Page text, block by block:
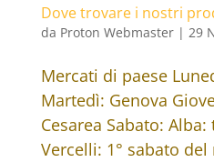
Dove trovare i nostri
da Proton Webmaster| 29
Mercati di paese
Martedì: Genova
Cesarea Sabato:
Vercelli: 1° sabato del